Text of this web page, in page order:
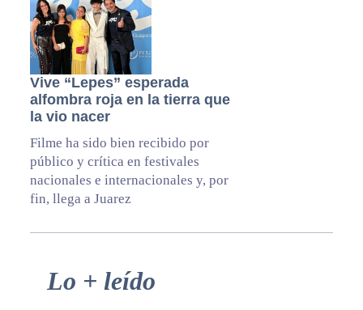
Vive “Lepes” esperada
alfombra roja en la tierra que
la vio nacer
Filme ha sido bien recibido por
público y crítica en festivales
nacionales e internacionales y, por
fin, llega a Juarez
Primary
Lo + leído